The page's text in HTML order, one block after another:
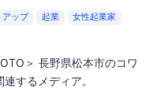
アップ 起業
女性起業家
＞ 長野県松本市のコワ
するメディア。